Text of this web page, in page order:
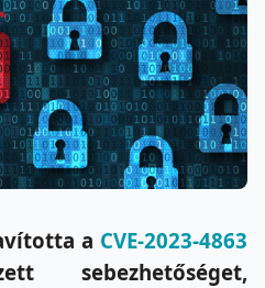
a CVE-2023-4863
sebezhetőséget,